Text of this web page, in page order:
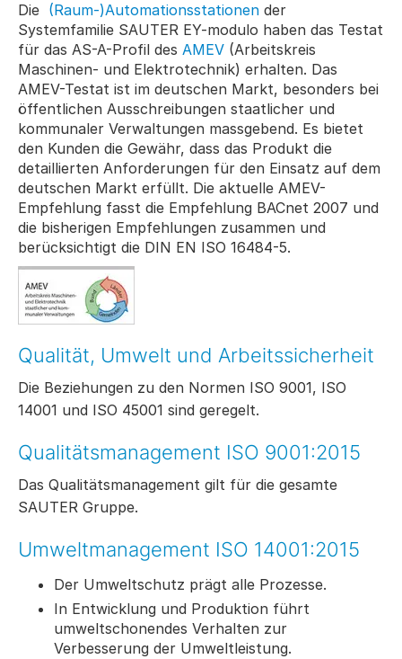
Die (Raum-)Automationsstationen der
Systemfamilie SAUTER EY-modulo haben das Testat
für das AS-A-Profil des AMEV (Arbeitskreis
Maschinen- und Elektrotechnik) erhalten. Das
AMEV-Testat ist im deutschen Markt, besonders bei
öffentlichen Ausschreibungen staatlicher und
kommunaler Verwaltungen massgebend. Es bietet
den Kunden die Gewähr, dass das Produkt die
detaillierten Anforderungen für den Einsatz auf dem
deutschen Markt erfüllt. Die aktuelle AMEV-
Empfehlung fasst die Empfehlung BACnet 2007 und
die bisherigen Empfehlungen zusammen und
berücksichtigt die DIN EN ISO 16484-5.
Qualität, Umwelt und Arbeitssicherheit
Die Beziehungen zu den Normen ISO 9001, ISO
14001 und ISO 45001 sind geregelt.
Qualitätsmanagement ISO 9001:2015
Das Qualitätsmanagement gilt für die gesamte
SAUTER Gruppe.
Umweltmanagement ISO 14001:2015
Der Umweltschutz prägt alle Prozesse.
In Entwicklung und Produktion führt
umweltschonendes Verhalten zur
Verbesserung der Umweltleistung.